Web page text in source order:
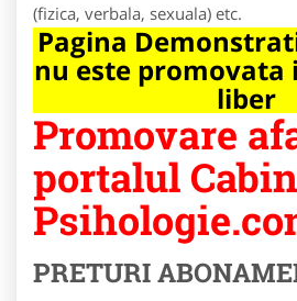
(fizica, verbala, sexuala) etc.
Pagina
nu este promovata
liber
Promovare
portalul
PRETURI